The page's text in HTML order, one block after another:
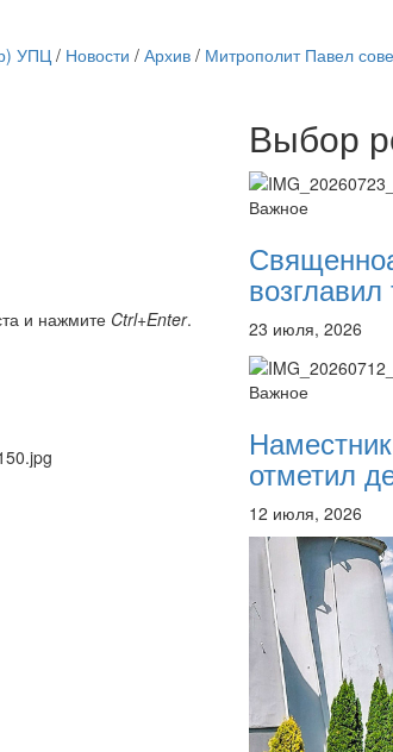
Онлайн трансляции
12 сентября 2015
12 сентября 2015
12 сентября 2015
12 сентября 2015
12 сентября 2015
12 сентября 2015
Перейти к архиву
УПЦ/ Новости / Архив/ Митрополит Павел
и нажмите Ctrl+Enter.
Выбор
Важное
23 июля, 2026
Важное
отметил
12 июля, 2026